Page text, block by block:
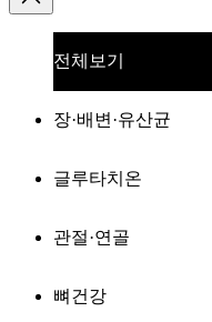
전체보기
장·배변·유산균
글루타치온
관절·연골
뼈건강